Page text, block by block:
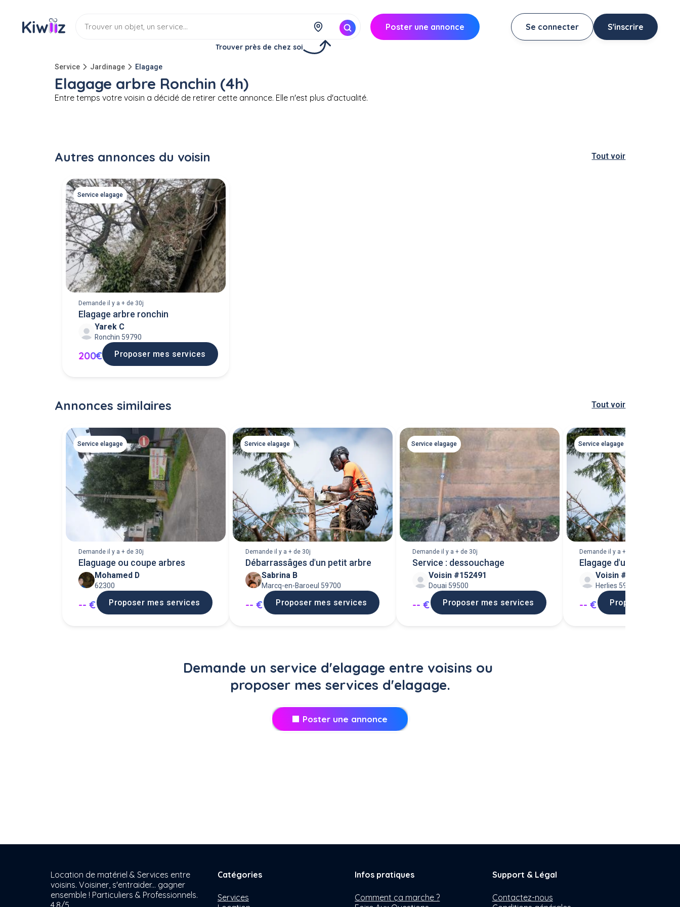
Trouver près de chez soi
Poster une annonce Se connecter S'inscrire
Service Jardinage Elagage
Elagage arbre Ronchin (4h)
Entre temps votre voisin a décidé de retirer cette annonce. Elle n'est plus d'actualité.
Autres annonces du voisin Tout voir
Service elagage
Demande il y a + de 30j
Elagage arbre ronchin
Yarek C
Ronchin 59790
200€ Proposer mes services
Annonces similaires Tout voir
Service elagage
Demande il y a + de 30j
Elaguage ou coupe arbres
Mohamed D
62300
-- € Proposer mes services
Service elagage
Demande il y a + de 30j
Débarrassâges d'un petit arbre
Sabrina B
Marcq-en-Baroeul 59700
-- € Proposer mes services
Service elagage
Demande il y a + de 30j
Service : dessouchage
Voisin #152491
Douai 59500
-- € Proposer mes services
Service elagage
Demande il y a + de 30j
Elagage d'un acacia
Voisin #97675
Herlies 59134
-- € Proposer mes
Demande un service d'elagage entre voisins ou
proposer mes services d'elagage.
Poster une annonce
Location de matériel & Services entre
voisins. Voisiner, s'entraider... gagner
ensemble ! Particuliers & Professionnels.
Catégories
Services
Infos pratiques
Comment ça marche ?
Support & Légal
Contactez-nous